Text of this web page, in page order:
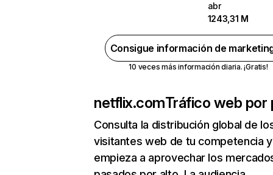
abr
1243,31 M
Consigue información de
10 veces más información diaria. ¡Gratis!
netflix.comTráfico web por
Consulta la distribución global de
visitantes web de tu competencia y
empieza a aprovechar los